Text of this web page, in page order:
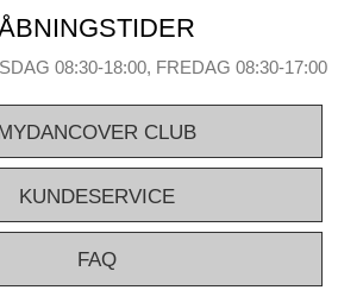
Kontakt vores Xperter via telefon, e-mail
du skal bruge.
08:30-18:00, FREDAG 08:30-17:00
CLUB
KUNDESERVICE
FAQ